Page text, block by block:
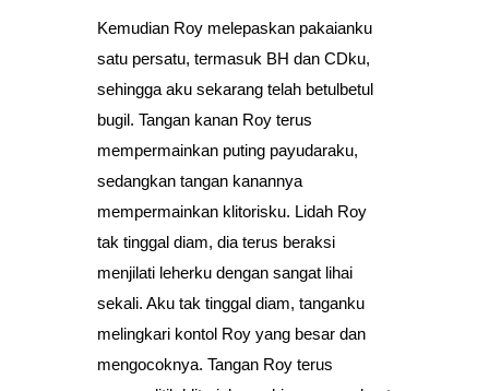
Kemudian Roy melepaskan pakaianku
satu persatu, termasuk BH dan CDku,
sehingga aku sekarang telah betulbetul
bugil. Tangan kanan Roy terus
mempermainkan puting payudaraku,
sedangkan tangan kanannya
mempermainkan klitorisku. Lidah Roy
tak tinggal diam, dia terus beraksi
menjilati leherku dengan sangat lihai
sekali. Aku tak tinggal diam, tanganku
melingkari kontol Roy yang besar dan
mengocoknya. Tangan Roy terus